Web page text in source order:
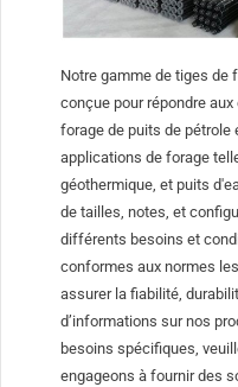
Notre gamme de tiges de
conçue pour répondre
forage de puits de pétrole
applications de forage
géothermique, et puits
de tailles, notes, et
différents besoins et
conformes aux normes
assurer la fiabilité,
d’informations sur nos
besoins spécifiques,
engageons à fournir des